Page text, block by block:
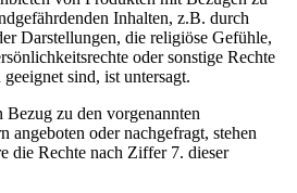
Inhalten, z.B. durch
Darstellungen, die religiöse Gefühle,
oder sonstige Rechte
sind, ist untersagt.
Bezug zu den vorgenannten
angeboten oder nachgefragt, stehen
die Rechte nach Ziffer 7. dieser